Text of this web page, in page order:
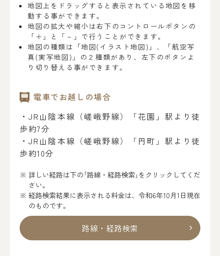
地図上をドラッグすると表示されている地図を移
動する事ができます。
地図の拡大や縮小は右下のコントロールボタンの
「＋」と「－」で行うことができます。
地図の種類は「地図(イラスト地図)」、「航空写
真(実写地図)」の２種類があり、左下のボタンよ
り切り替える事ができます。
電車でお越しの場合
・JR山陰本線（嵯峨野線）「花園」駅より徒
歩約7分
・JR山陰本線（嵯峨野線）「円町」駅より徒
歩約10分
詳しい経路は下の｢路線・経路検索｣をクリックしてくだ
さい。
経路検索結果に表示される料金は、令和6年10月1日現在
のものです。
路線・経路検索